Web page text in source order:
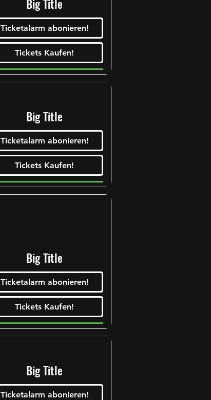
Big Title
Tickets Kaufen!
Tickets Kaufen!
Ticketalarm abonieren!
Tickets Kaufen!
Tickets Kaufen!
Big Title
Tickets Kaufen!
Tickets Kaufen!
Ticketalarm abonieren!
Tickets Kaufen!
Tickets Kaufen!
Big Title
Tickets Kaufen!
Tickets Kaufen!
Ticketalarm abonieren!
Tickets Kaufen!
Tickets Kaufen!
Big Title
Tickets Kaufen!
Tickets Kaufen!
Ticketalarm abonieren!